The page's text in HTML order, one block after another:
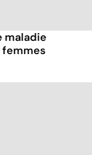
maladie